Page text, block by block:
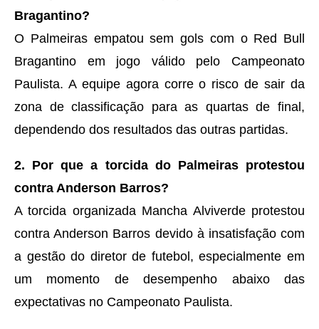
Bragantino?
O Palmeiras empatou sem gols com o Red Bull
Bragantino em jogo válido pelo Campeonato
Paulista. A equipe agora corre o risco de sair da
zona de classificação para as quartas de final,
dependendo dos resultados das outras partidas.
2. Por que a torcida do Palmeiras protestou
contra Anderson Barros?
A torcida organizada Mancha Alviverde protestou
contra Anderson Barros devido à insatisfação com
a gestão do diretor de futebol, especialmente em
um momento de desempenho abaixo das
expectativas no Campeonato Paulista.